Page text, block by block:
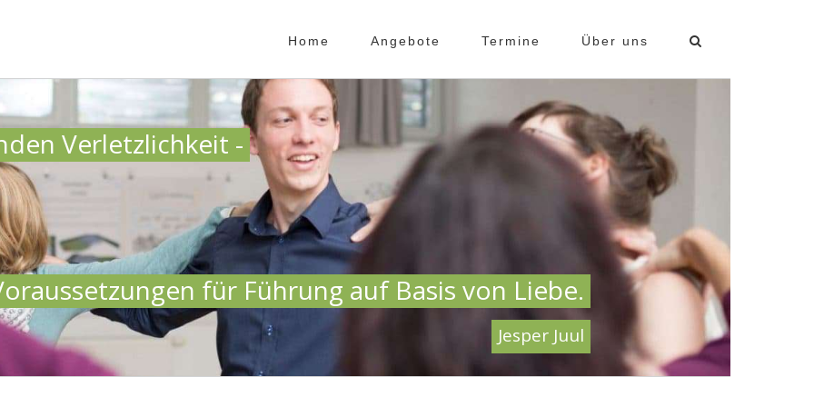
Home Angebote Termine Über uns
für Führung auf Basis von Liebe.
Jesper Juul
Verletzlichkeit -